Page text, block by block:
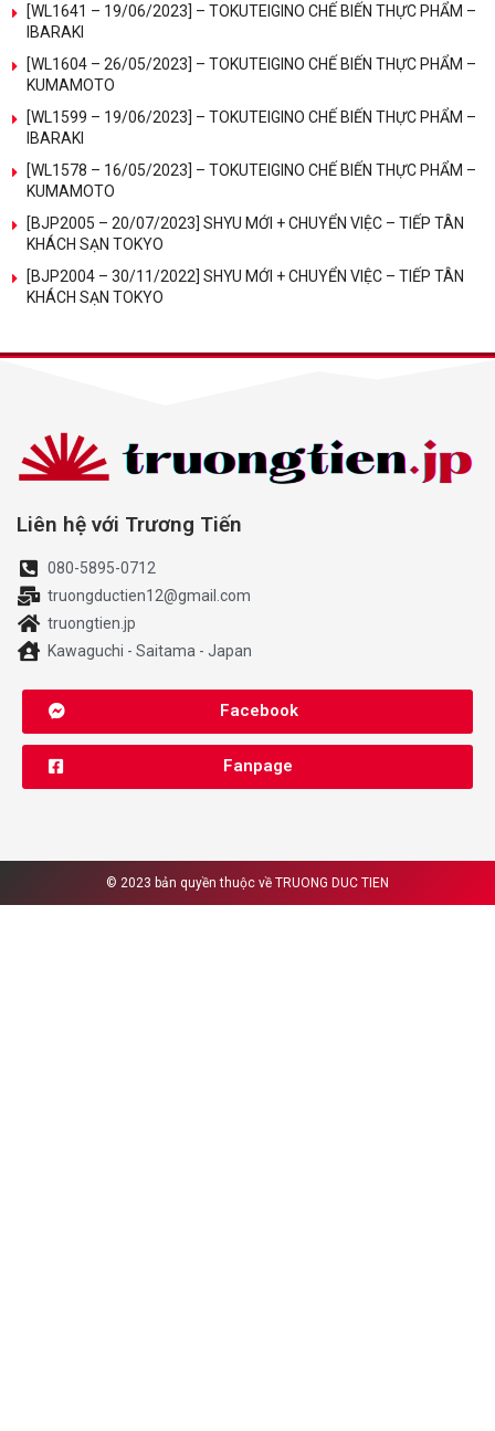
[WL1641 – 19/06/2023] – TOKUTEIGINO CHẾ BIẾN THỰC PHẨM –
IBARAKI
[WL1604 – 26/05/2023] – TOKUTEIGINO CHẾ BIẾN THỰC PHẨM –
KUMAMOTO
[WL1599 – 19/06/2023] – TOKUTEIGINO CHẾ BIẾN THỰC PHẨM –
IBARAKI
[WL1578 – 16/05/2023] – TOKUTEIGINO CHẾ BIẾN THỰC PHẨM –
KUMAMOTO
[BJP2005 – 20/07/2023] SHYU MỚI + CHUYỂN VIỆC – TIẾP TÂN
KHÁCH SẠN TOKYO
[BJP2004 – 30/11/2022] SHYU MỚI + CHUYỂN VIỆC – TIẾP TÂN
KHÁCH SẠN TOKYO
Liên hệ với Trương Tiến
080-5895-0712
truongductien12@gmail.com
truongtien.jp
Kawaguchi - Saitama - Japan
Facebook
Fanpage
© 2023 bản quyền thuộc về TRUONG DUC TIEN